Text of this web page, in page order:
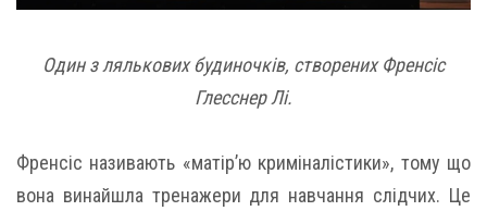
Один з лялькових будиночків, створених Френсіс
Глесснер Лі.
Френсіс називають «матір’ю криміналістики», тому що
вона винайшла тренажери для навчання слідчих. Це